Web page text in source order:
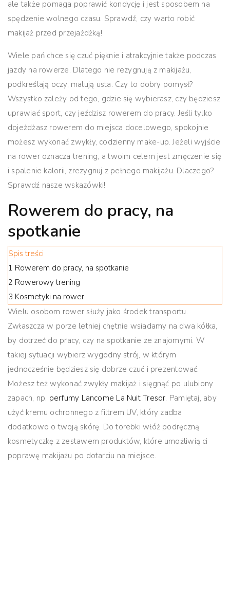
ale także pomaga poprawić kondycję i jest sposobem na
spędzenie wolnego czasu. Sprawdź, czy warto robić
makijaż przed przejażdżką!
Wiele pań chce się czuć pięknie i atrakcyjnie także podczas
jazdy na rowerze. Dlatego nie rezygnują z makijażu,
podkreślają oczy, malują usta. Czy to dobry pomysł?
Wszystko zależy od tego, gdzie się wybierasz, czy będziesz
uprawiać sport, czy jeździsz rowerem do pracy. Jeśli tylko
dojeżdżasz rowerem do miejsca docelowego, spokojnie
możesz wykonać zwykły, codzienny make-up. Jeżeli wyjście
na rower oznacza trening, a twoim celem jest zmęczenie się
i spalenie kalorii, zrezygnuj z pełnego makijażu. Dlaczego?
Sprawdź nasze wskazówki!
Rowerem do pracy, na
spotkanie
Spis treści
1 Rowerem do pracy, na spotkanie
2 Rowerowy trening
3 Kosmetyki na rower
Wielu osobom rower służy jako środek transportu.
Zwłaszcza w porze letniej chętnie wsiadamy na dwa kółka,
by dotrzeć do pracy, czy na spotkanie ze znajomymi. W
takiej sytuacji wybierz wygodny strój, w którym
jednocześnie będziesz się dobrze czuć i prezentować.
Możesz też wykonać zwykły makijaż i sięgnąć po ulubiony
zapach, np. perfumy Lancome La Nuit Tresor. Pamiętaj, aby
użyć kremu ochronnego z filtrem UV, który zadba
dodatkowo o twoją skórę. Do torebki włóż podręczną
kosmetyczkę z zestawem produktów, które umożliwią ci
poprawę makijażu po dotarciu na miejsce.